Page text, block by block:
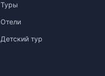
Туры
Отели
Детский тур